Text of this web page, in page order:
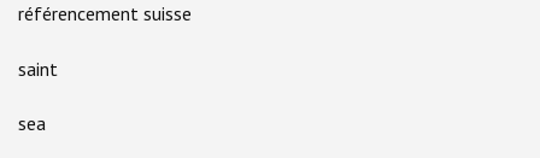
référencement suisse
saint
sea